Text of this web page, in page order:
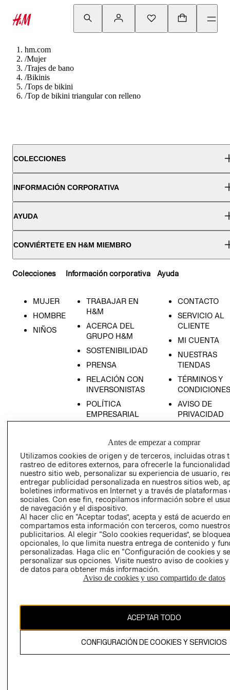
hm.com
/Mujer
/Trajes de bano
/Bikinis
/Tops de bikini
/Top de bikini triangular con relleno
COLECCIONES
INFORMACIÓN CORPORATIVA
AYUDA
CONVIÉRTETE EN H&M MIEMBRO
Colecciones
MUJER
HOMBRE
NIÑOS
Información corporativa
TRABAJAR EN
H&M
ACERCA DEL
GRUPO H&M
SOSTENIBILIDAD
PRENSA
RELACIÓN CON
INVERSONISTAS
POLÍTICA
EMPRESARIAL
Ayuda
CONTACTO
SERVICIO AL
CLIENTE
MI CUENTA
NUESTRAS
TIENDAS
TÉRMINOS Y
CONDICIONES
AVISO DE
PRIVACIDAD
AVISO DE
COOKIES
LIBRO DE
Ecuador ($)
CAMBIAR REGIÓN
El contenido de esta página web está protegido por copyright y es
propiedad de H&M Hennes & Mauritz AB.
Antes de empezar a comprar
Utilizamos cookies de origen y de terceros, incluidas otras
rastreo de editores externos, para ofrecerle la
nuestro sitio web, personalizar su experiencia de usuario,
entregar publicidad personalizada en nuestros sitios web,
boletines informativos en Internet y a través de plataformas
sociales. Con ese fin, recopilamos información sobre el
de navegación y el dispositivo.
Al hacer clic en “Aceptar todas”, acepta y está de acuerdo
compartamos esta información con terceros, como
publicitarios. Al elegir “Solo cookies requeridas”, se
opcionales, lo que limita nuestra entrega de contenido y
personalizadas. Haga clic en “Configuración de cookies y
personalizar sus opciones. Visite nuestro aviso de cookies
de datos para obtener más información.
Aviso de cookies y uso compartido de datos
ACEPTAR TODO
CONFIGURACIÓN DE COOKIES Y SERVICIOS